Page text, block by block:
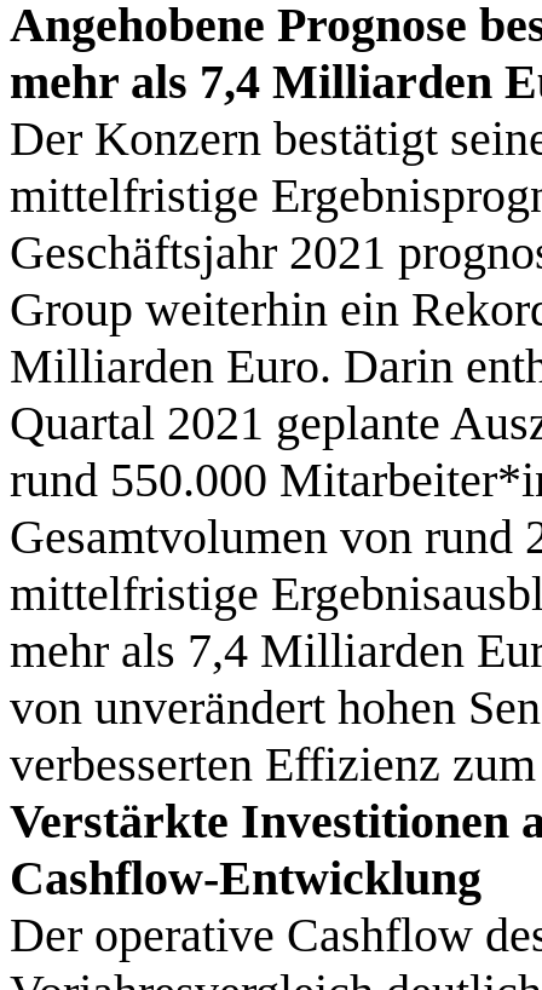
Angehobene Prognose
mehr als 7,4 Milliarden
Der Konzern bestätigt
mittelfristige
Geschäftsjahr 2021
Group weiterhin ein
Milliarden Euro. Darin
Quartal 2021 geplante
rund 550.000
Gesamtvolumen von
mittelfristige
mehr als 7,4 Milliarden
von unverändert hohen
verbesserten Effizienz
Verstärkte Investitionen
Cashflow-Entwicklung
Der operative Cashflow